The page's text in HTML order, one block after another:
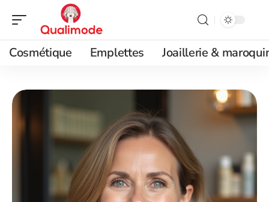
Cosmétique Emplettes Joaillerie &